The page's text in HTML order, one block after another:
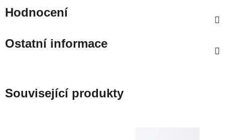
Hodnocení
Ostatní informace
Související produkty